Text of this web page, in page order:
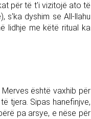
për të t'i vizitojë ato të
s'ka dyshim se All-llahu
lidhje me këtë ritual ka
është vaxhib për
tjera. Sipas hanefinjve,
pa arsye, e nëse për